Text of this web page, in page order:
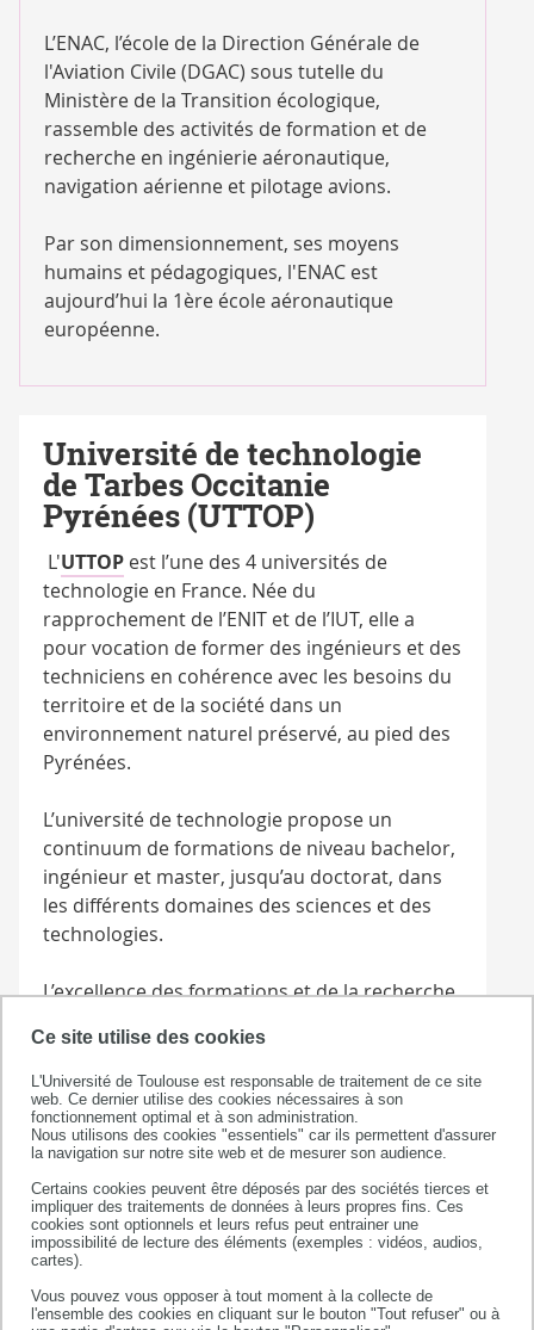
Ce site utilise des cookies
L'Université de Toulouse est responsable de traitement de ce site
web. Ce dernier utilise des cookies nécessaires à son
fonctionnement optimal et à son administration.
Nous utilisons des cookies "essentiels" car ils permettent d'assurer
la navigation sur notre site web et de mesurer son audience.
Certains cookies peuvent être déposés par des sociétés tierces et
impliquer des traitements de données à leurs propres fins. Ces
cookies sont optionnels et leurs refus peut entrainer une
impossibilité de lecture des éléments (exemples : vidéos, audios,
cartes).
Vous pouvez vous opposer à tout moment à la collecte de
l'ensemble des cookies en cliquant sur le bouton "Tout refuser" ou à
L’ENAC, l’école de la Direction Générale de
l'Aviation Civile (DGAC) sous tutelle du
Ministère de la Transition écologique,
rassemble des activités de formation et de
recherche en ingénierie aéronautique,
navigation aérienne et pilotage avions.
Par son dimensionnement, ses moyens
humains et pédagogiques, l'ENAC est
aujourd’hui la 1ère école aéronautique
européenne.
Université de technologie
de Tarbes Occitanie
Pyrénées (UTTOP)
L'UTTOP est l’une des 4 universités de
technologie en France. Née du
rapprochement de l’ENIT et de l’IUT, elle a
pour vocation de former des ingénieurs et des
techniciens en cohérence avec les besoins du
territoire et de la société dans un
environnement naturel préservé, au pied des
Pyrénées.
L’université de technologie propose un
continuum de formations de niveau bachelor,
ingénieur et master, jusqu’au doctorat, dans
les différents domaines des sciences et des
technologies.
L’excellence des formations et de la recherche,
les acteurs socio-économiques, les multiples
passerelles entre les parcours ouvrent à
chacun des opportunités selon les envies et
son potentiel.
École nationale vétérinaire
de Toulouse (ENVT)